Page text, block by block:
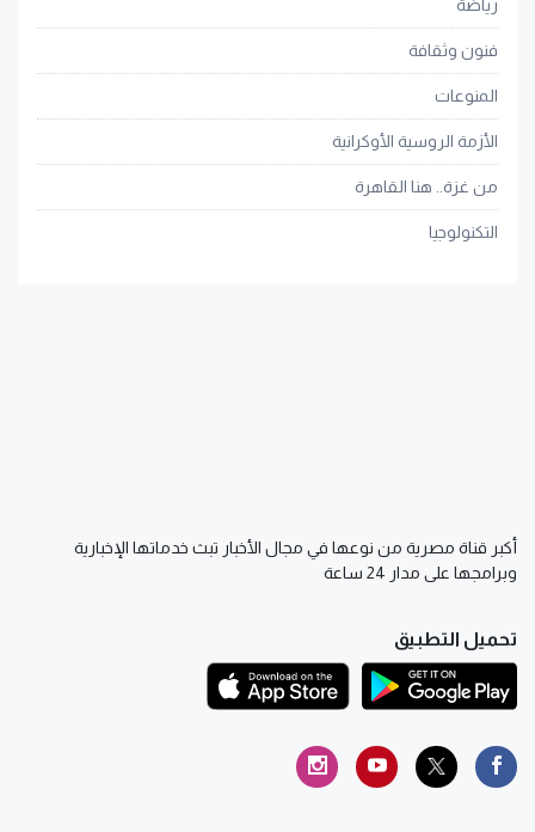
رياضة
فنون وثقافة
المنوعات
الأزمة الروسية الأوكرانية
من غزة.. هنا القاهرة
التكنولوجيا
أكبر قناة مصرية من نوعها في مجال الأخبار تبث خدماتها الإخبارية
وبرامجها على مدار 24 ساعة
تحميل التطبيق